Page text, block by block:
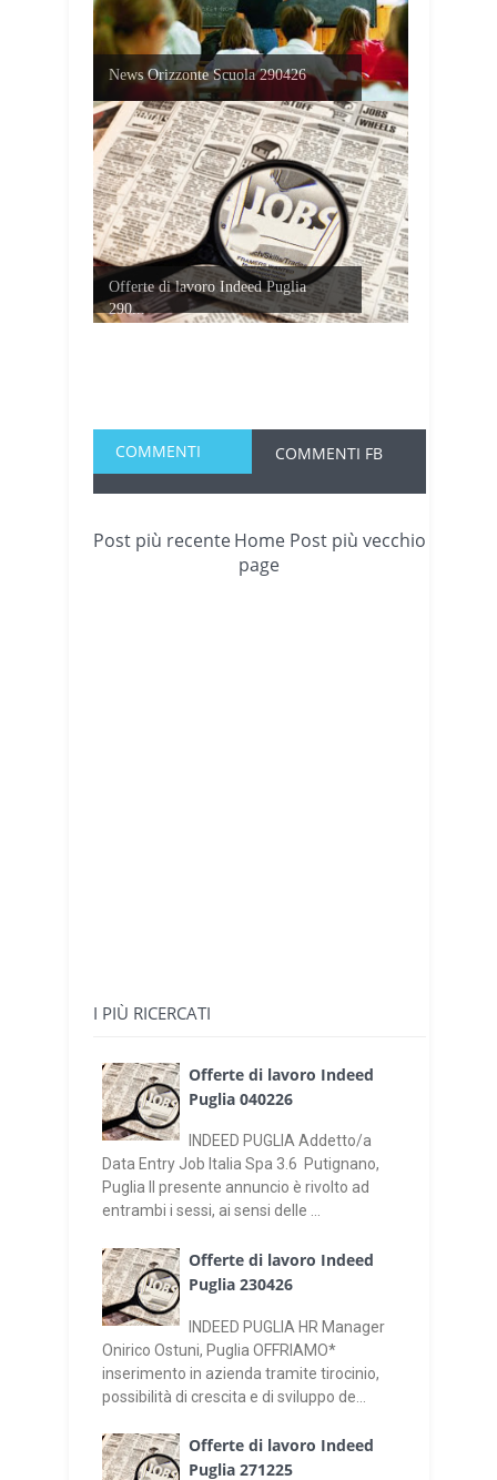
News Orizzonte Scuola 290426
Offerte di lavoro Indeed Puglia
290...
COMMENTI COMMENTI FB
Post più recente Post più vecchio
Home
page
I PIÙ RICERCATI
Offerte di lavoro Indeed
Puglia 040226
INDEED PUGLIA Addetto/a
Data Entry Job Italia Spa 3.6 Putignano,
Puglia Il presente annuncio è rivolto ad
entrambi i sessi, ai sensi delle ...
Offerte di lavoro Indeed
Puglia 230426
INDEED PUGLIA HR Manager
Onirico Ostuni, Puglia OFFRIAMO*
inserimento in azienda tramite tirocinio,
possibilità di crescita e di sviluppo de...
Offerte di lavoro Indeed
Puglia 271225